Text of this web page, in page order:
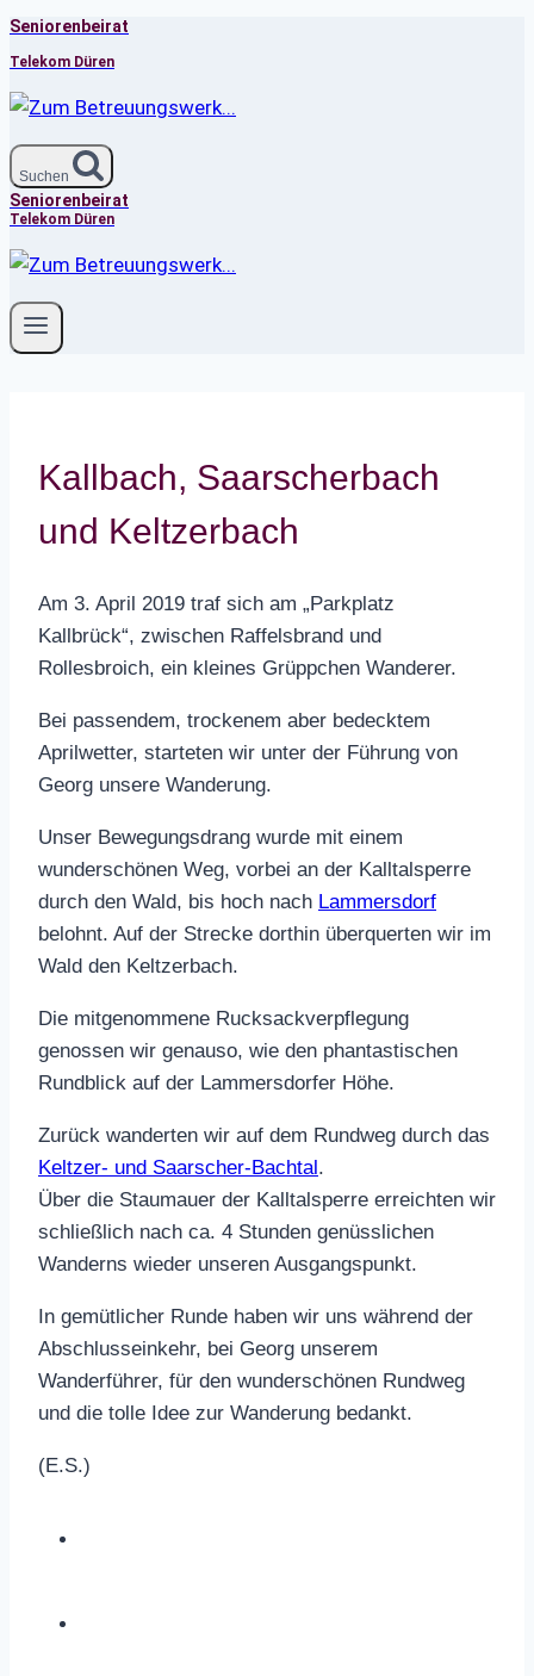
Zum
Inhalt
springen
Seniorenbeirat
Telekom Düren
Suchen
Seniorenbeirat
Telekom Düren
Kallbach, Saarscherbach
und Keltzerbach
Am 3. April 2019 traf sich am „Parkplatz
Kallbrück“, zwischen Raffelsbrand und
Rollesbroich, ein kleines Grüppchen Wanderer.
Bei passendem, trockenem aber bedecktem
Aprilwetter, starteten wir unter der Führung von
Georg unsere Wanderung.
Unser Bewegungsdrang wurde mit einem
wunderschönen Weg, vorbei an der Kalltalsperre
durch den Wald, bis hoch nach Lammersdorf
belohnt. Auf der Strecke dorthin überquerten wir im
Wald den Keltzerbach.
Die mitgenommene Rucksackverpflegung
genossen wir genauso, wie den phantastischen
Rundblick auf der Lammersdorfer Höhe.
Zurück wanderten wir auf dem Rundweg durch das
Keltzer- und Saarscher-Bachtal.
Über die Staumauer der Kalltalsperre erreichten wir
schließlich nach ca. 4 Stunden genüsslichen
Wanderns wieder unseren Ausgangspunkt.
In gemütlicher Runde haben wir uns während der
Abschlusseinkehr, bei Georg unserem
Wanderführer, für den wunderschönen Rundweg
und die tolle Idee zur Wanderung bedankt.
(E.S.)